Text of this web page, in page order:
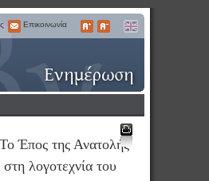
Επικοινωνία
Επικοινωνία
Μεγαλύτερα
ΜικρότεραEnglish
Έπος της Ανατολής
λογοτεχνία του
Εκτύπωση